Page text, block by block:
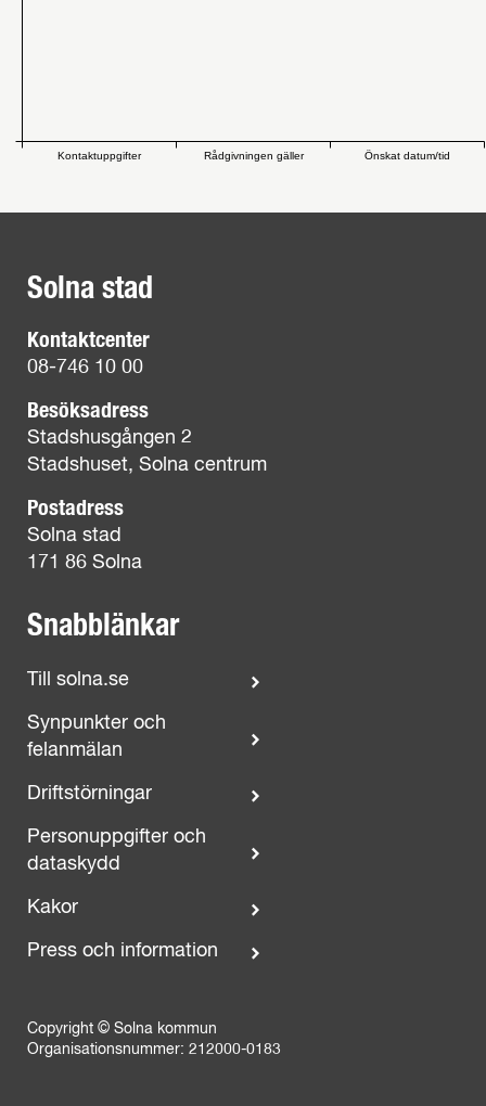
Kontaktuppgifter Rådgivningen gäller Önskat datum/tid
Solna stad
Kontaktcenter
08-746 10 00
Besöksadress
Stadshusgången 2
Stadshuset, Solna centrum
Postadress
Solna stad
171 86 Solna
Snabblänkar
Till solna.se
Synpunkter och
felanmälan
Driftstörningar
Personuppgifter och
dataskydd
Kakor
Press och information
Copyright © Solna kommun
Organisationsnummer: 212000-0183